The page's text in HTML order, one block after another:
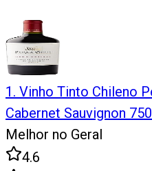
1 . Vinho Tinto Chileno
Cabernet Sauvignon
Melhor no Geral
4.6